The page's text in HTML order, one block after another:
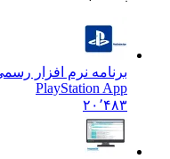
برنامه نرم افزار
PlayStation App
۲۰٬۴۸۳